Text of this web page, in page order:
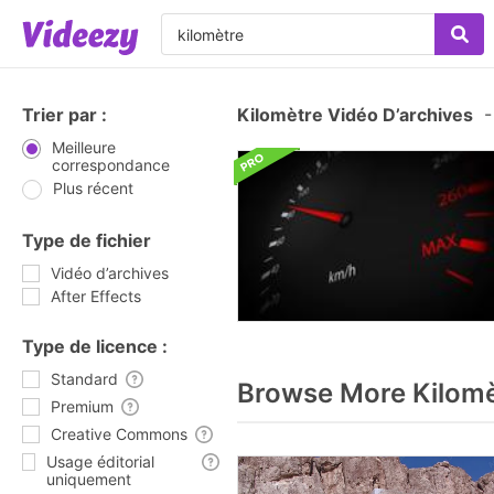
Trier par :
Meilleure
correspondance
Plus récent
Type de fichier
Vidéo d’archives
After Effects
Type de licence :
Standard
Premium
Creative Commons
Usage éditorial
uniquement
Kilomètre Vidéo D’archives -
Browse More